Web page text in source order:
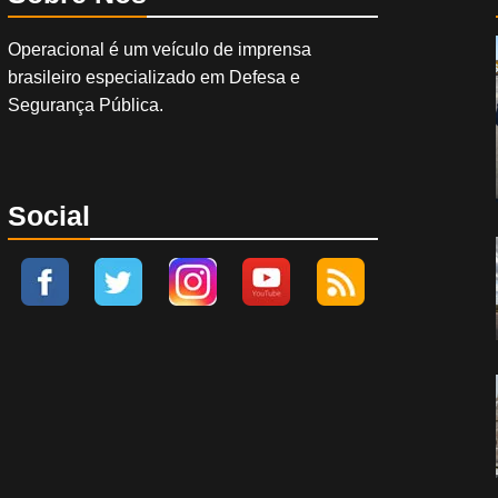
Operacional é um veículo de imprensa
brasileiro especializado em Defesa e
Segurança Pública.
Social